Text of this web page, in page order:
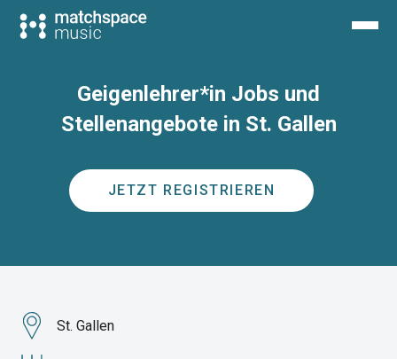
Geigenlehrer*in Jobs und
Stellenangebote in St. Gallen
JETZT REGISTRIEREN
St. Gallen